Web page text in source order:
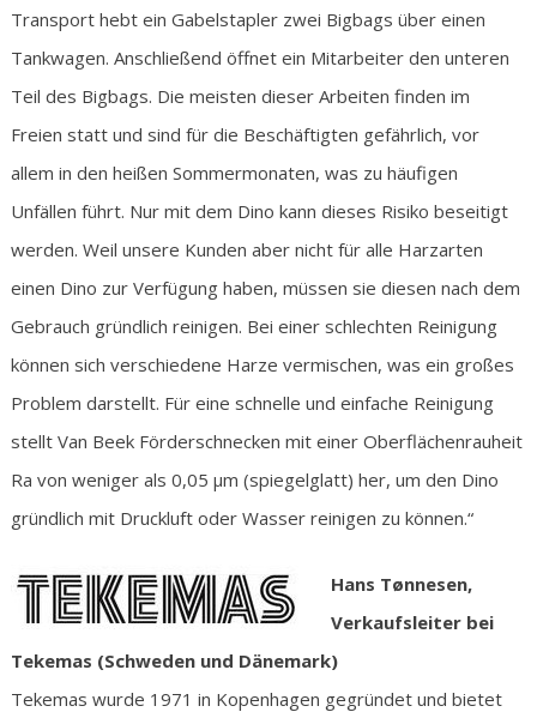
Transport hebt ein Gabelstapler zwei Bigbags über einen
Tankwagen. Anschließend öffnet ein Mitarbeiter den unteren
Teil des Bigbags. Die meisten dieser Arbeiten finden im
Freien statt und sind für die Beschäftigten gefährlich, vor
allem in den heißen Sommermonaten, was zu häufigen
Unfällen führt. Nur mit dem Dino kann dieses Risiko beseitigt
werden. Weil unsere Kunden aber nicht für alle Harzarten
einen Dino zur Verfügung haben, müssen sie diesen nach dem
Gebrauch gründlich reinigen. Bei einer schlechten Reinigung
können sich verschiedene Harze vermischen, was ein großes
Problem darstellt. Für eine schnelle und einfache Reinigung
stellt Van Beek Förderschnecken mit einer Oberflächenrauheit
Ra von weniger als 0,05 µm (spiegelglatt) her, um den Dino
gründlich mit Druckluft oder Wasser reinigen zu können.“
Hans Tønnesen,
Verkaufsleiter bei
Tekemas (Schweden und Dänemark)
Tekemas wurde 1971 in Kopenhagen gegründet und bietet